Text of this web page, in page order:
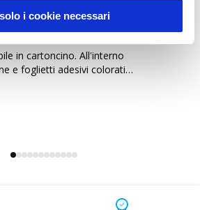
i cookie necessari
in cartoncino. All'interno
e foglietti adesivi colorati